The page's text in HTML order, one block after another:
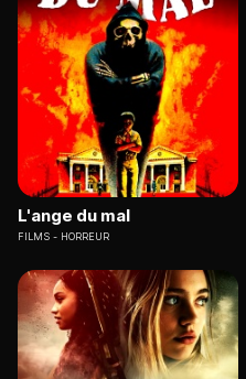
L'ange du mal
FILMS HORREUR